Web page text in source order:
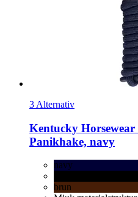
3 Alternativ
Kentucky Horsewear
Panikhake, navy
navy
brun